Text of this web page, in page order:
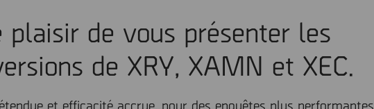
plaisir de vous présenter les
de XRY, XAMN et XEC.
et efficacité accrue, pour des enquêtes plus performantes